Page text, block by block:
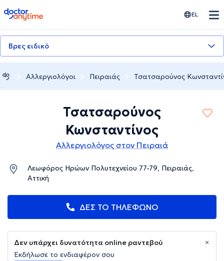
doctoranytime EL
Βρες ειδικό
Αλλεργιολόγοι Πειραιάς Τσατσαρούνος
Τσατσαρούνος
Κωνσταντίνος
Αλλεργιολόγος στον Πειραιά
Λεωφόρος Ηρώων Πολυτεχνείου 77-79, Πειραιάς,
Αττική
ΔΕΣ ΤΟ ΤΗΛΕΦΩΝΟ
Δεν υπάρχει δυνατότητα online ραντεβού
Εκδήλωσε το ενδιαφέρον σου